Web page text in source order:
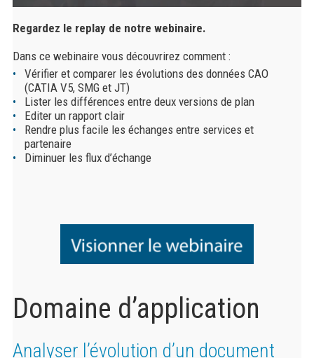
Regardez le replay de notre webinaire.
Dans ce webinaire vous découvrirez comment :
Vérifier et comparer les évolutions des données CAO
(CATIA V5, SMG et JT)
Lister les différences entre deux versions de plan
Editer un rapport clair
Rendre plus facile les échanges entre services et
partenaire
Diminuer les flux d’échange
Domaine d’application
Analyser l’évolution d’un document